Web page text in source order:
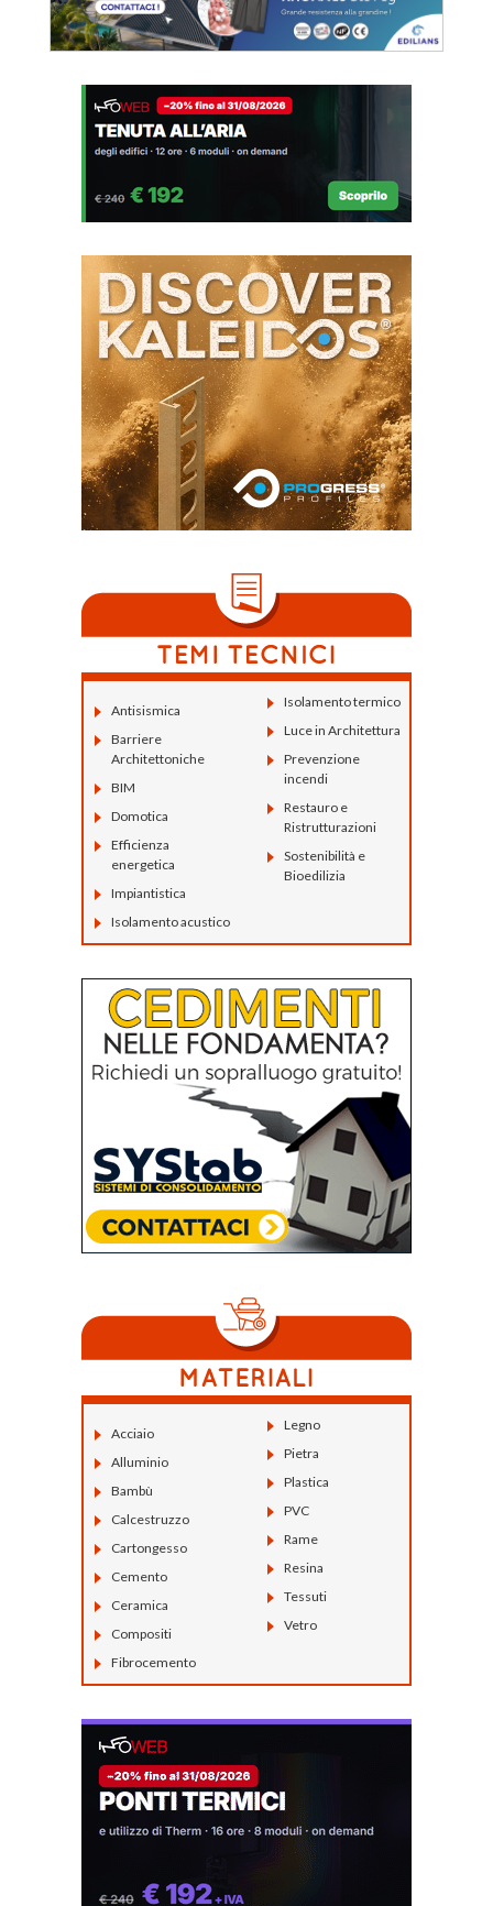
Antisismica
Barriere
Architettoniche
BIM
Domotica
Efficienza
energetica
Impiantistica
Isolamento acustico
Isolamento termico
Luce in Architettura
Prevenzione
incendi
Restauro e
Ristrutturazioni
Sostenibilità e
Bioedilizia
Acciaio
Alluminio
Bambù
Calcestruzzo
Cartongesso
Cemento
Ceramica
Compositi
Fibrocemento
Legno
Pietra
Plastica
PVC
Rame
Resina
Tessuti
Vetro